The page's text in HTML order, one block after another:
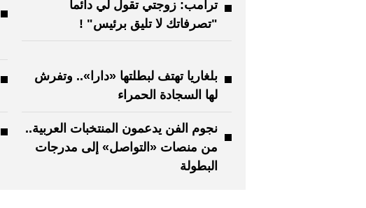
ترامب: زوجتي تقول لي دائماً
"تصرفاتك لا تليق برئيس" !
بلغاريا تهتف لبطلتها «دارا».. وتفرش
لها السجادة الحمراء
نجوم الفن يدعمون المنتخبات العربية..
من منصات «التواصل» إلى مدرجات
البطولة